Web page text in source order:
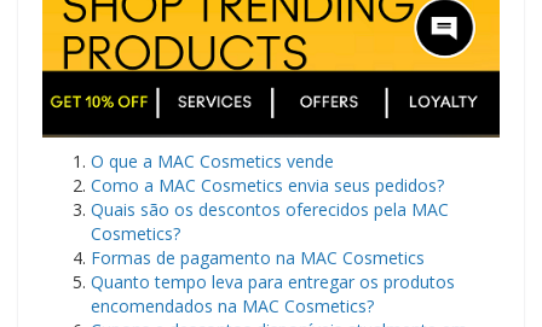
O que a MAC Cosmetics vende
Como a MAC Cosmetics envia seus pedidos?
Quais são os descontos oferecidos pela MAC
Cosmetics?
Formas de pagamento na MAC Cosmetics
Quanto tempo leva para entregar os produtos
encomendados na MAC Cosmetics?